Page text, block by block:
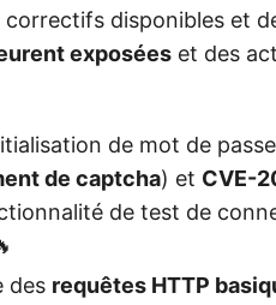
correctifs disponibles et
exposées et des
de mot de
de captcha) et CVE-
de test de
des requêtes HTTP